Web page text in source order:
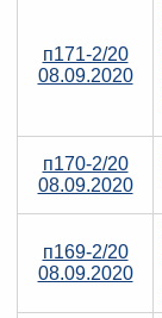
п171-2/20
08.09.2020
п170-2/20
08.09.2020
п169-2/20
08.09.2020